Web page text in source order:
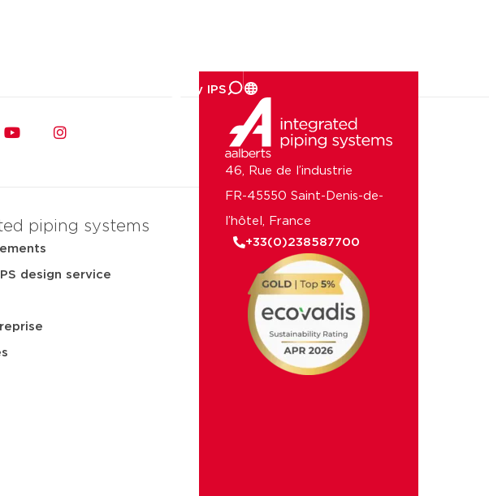
piping systems
design service
46, Rue de l’industrie
FR-45550 Saint-Denis-de-
l’hôtel, France
+33(0)238587700